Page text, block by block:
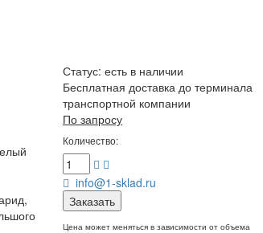
Статус: есть в наличии
Бесплатная доставка до терминала
транспортной компании
По запросу
Количество:
info@1-sklad.ru
Заказать
Цена может меняться в зависимости от объема